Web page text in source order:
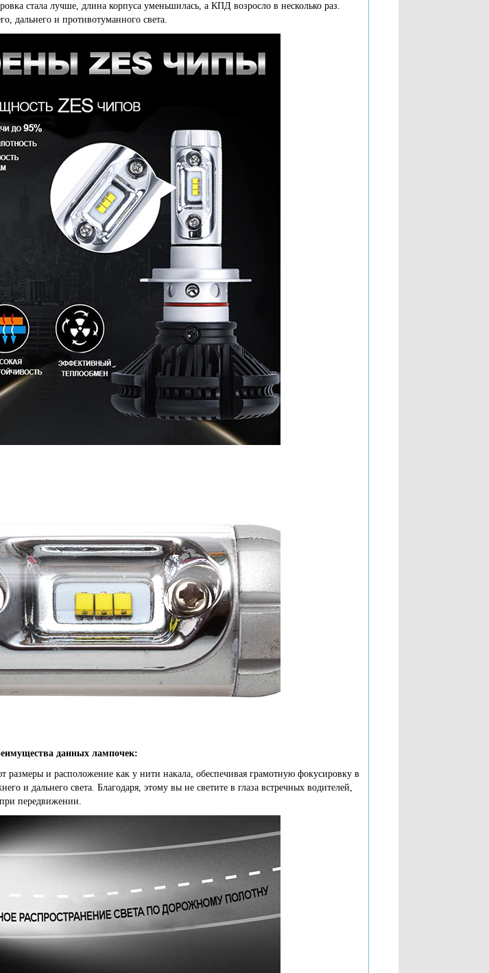
стала лучше, длина корпуса уменьшилась, а КПД возросло в несколько раз.
дальнего и противотуманного света.
данных лампочек:
размеры и расположение как у нити накала, обеспечивая грамотную фокусировку в
и дальнего света. Благодаря, этому вы не светите в глаза встречных водителей,
при передвижении.